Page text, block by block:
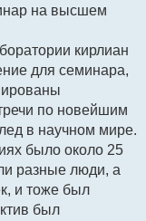
на высшем
кирлиан
для семинара,
по новейшим
в научном мире.
было около 25
разные люди, а
и тоже был
был